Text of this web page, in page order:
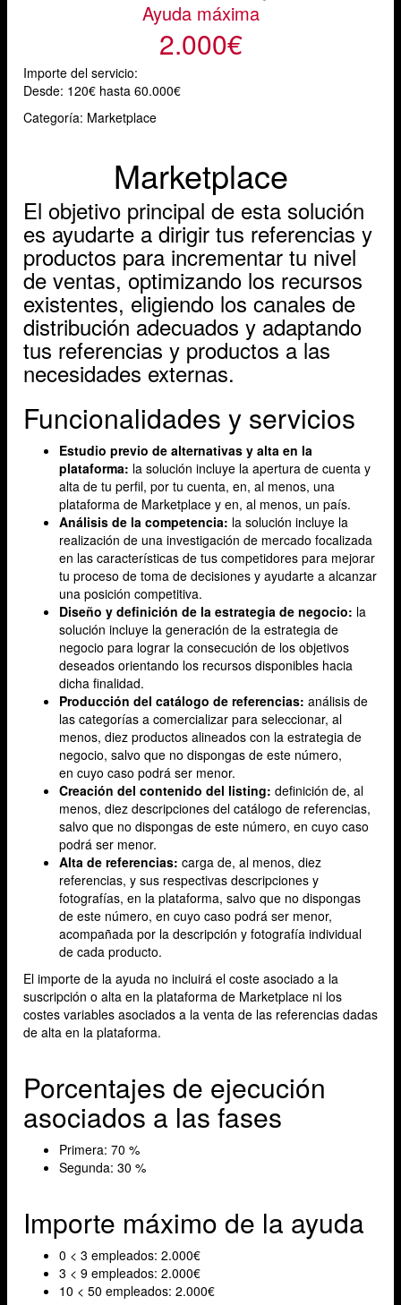
Ayuda máxima
2.000€
Importe del servicio:
Desde: 120€ hasta 60.000€
Categoría: Marketplace
Marketplace
El objetivo principal de esta solución
es ayudarte a dirigir tus referencias y
productos para incrementar tu nivel
de ventas, optimizando los recursos
existentes, eligiendo los canales de
distribución adecuados y adaptando
tus referencias y productos a las
necesidades externas.
Funcionalidades y servicios
Estudio previo de alternativas y alta en la
plataforma: la solución incluye la apertura de cuenta y
alta de tu perfil, por tu cuenta, en, al menos, una
plataforma de Marketplace y en, al menos, un país.
Análisis de la competencia: la solución incluye la
realización de una investigación de mercado focalizada
en las características de tus competidores para mejorar
tu proceso de toma de decisiones y ayudarte a alcanzar
una posición competitiva.
Diseño y definición de la estrategia de negocio: la
solución incluye la generación de la estrategia de
negocio para lograr la consecución de los objetivos
deseados orientando los recursos disponibles hacia
dicha finalidad.
Producción del catálogo de referencias: análisis de
las categorías a comercializar para seleccionar, al
menos, diez productos alineados con la estrategia de
negocio, salvo que no dispongas de este número,
en cuyo caso podrá ser menor.
Creación del contenido del listing: definición de, al
menos, diez descripciones del catálogo de referencias,
salvo que no dispongas de este número, en cuyo caso
podrá ser menor.
Alta de referencias: carga de, al menos, diez
referencias, y sus respectivas descripciones y
fotografías, en la plataforma, salvo que no dispongas
de este número, en cuyo caso podrá ser menor,
acompañada por la descripción y fotografía individual
de cada producto.
El importe de la ayuda no incluirá el coste asociado a la
suscripción o alta en la plataforma de Marketplace ni los
costes variables asociados a la venta de las referencias dadas
de alta en la plataforma.
Porcentajes de ejecución
asociados a las fases
Primera: 70 %
Segunda: 30 %
Importe máximo de la ayuda
0 < 3 empleados: 2.000€
3 < 9 empleados: 2.000€
10 < 50 empleados: 2.000€